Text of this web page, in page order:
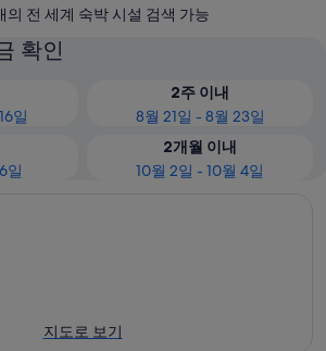
의 전 세계 숙박 시설 검색 가능
확인
일
2주 이내
8월 21일 - 8월 23일
일
2개월 이내
10월 2일 - 10월 4일
지도로 보기